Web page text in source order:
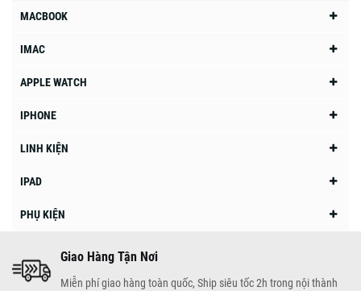
MACBOOK
IMAC
APPLE WATCH
IPHONE
LINH KIỆN
IPAD
PHỤ KIỆN
Giao Hàng Tận Nơi
Miễn phí giao hàng toàn quốc, Ship siêu tốc 2h trong nội thành